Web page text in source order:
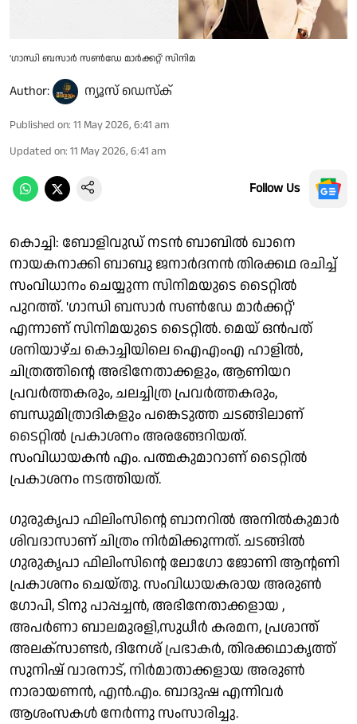
'ഗാന്ധി ബസാർ സൺഡേ മാർക്കറ്റ്' സിനിമ
Author: ന്യൂസ് ഡെസ്ക്
Published on: 11 May 2026, 6:41 am
Updated on: 11 May 2026, 6:41 am
Follow Us
കൊച്ചി: ബോളിവുഡ് നടൻ ബാബിൽ ഖാനെ
നായകനാക്കി ബാബു ജനാർദനൻ തിരക്കഥ രചിച്ച്
സംവിധാനം ചെയ്യുന്ന സിനിമയുടെ ടൈറ്റിൽ
പുറത്ത്. 'ഗാന്ധി ബസാർ സൺഡേ മാർക്കറ്റ്'
എന്നാണ് സിനിമയുടെ ടൈറ്റിൽ. മെയ് ഒൻപത്
ശനിയാഴ്ച കൊച്ചിയിലെ ഐഎംഎ ഹാളിൽ,
ചിത്രത്തിന്റെ അഭിനേതാക്കളും, ആണിയറ
പ്രവർത്തകരും, ചലച്ചിത്ര പ്രവർത്തകരും,
ബന്ധുമിത്രാദികളും പങ്കെടുത്ത ചടങ്ങിലാണ്
ടൈറ്റിൽ പ്രകാശനം അരങ്ങേറിയത്.
സംവിധായകൻ എം. പത്മകുമാറാണ് ടൈറ്റിൽ
പ്രകാശനം നടത്തിയത്.
ഗുരുകൃപാ ഫിലിംസിന്റെ ബാനറിൽ അനിൽകുമാർ
ശിവദാസാണ് ചിത്രം നിർമിക്കുന്നത്. ചടങ്ങിൽ
ഗുരുകൃപാ ഫിലിംസിന്റെ ലോഗോ ജോണി ആന്റണി
പ്രകാശനം ചെയ്തു. സംവിധായകരായ അരുൺ
ഗോപി, ടിനു പാപ്പച്ചൻ, അഭിനേതാക്കളായ ,
അപർണാ ബാലമുരളി,സുധീർ കരമന, പ്രശാന്ത്
അലക്‌സാണ്ടർ, ദിനേശ് പ്രഭാകർ, തിരക്കഥാകൃത്ത്
സുനിഷ് വാരനാട്, നിർമാതാക്കളായ അരുൺ
നാരായണൻ, എൻ.എം. ബാദുഷ എന്നിവർ
ആശംസകൾ നേർന്നു സംസാരിച്ചു.